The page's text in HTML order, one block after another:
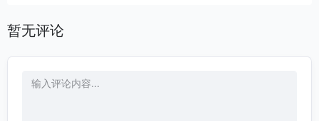
暂无评论